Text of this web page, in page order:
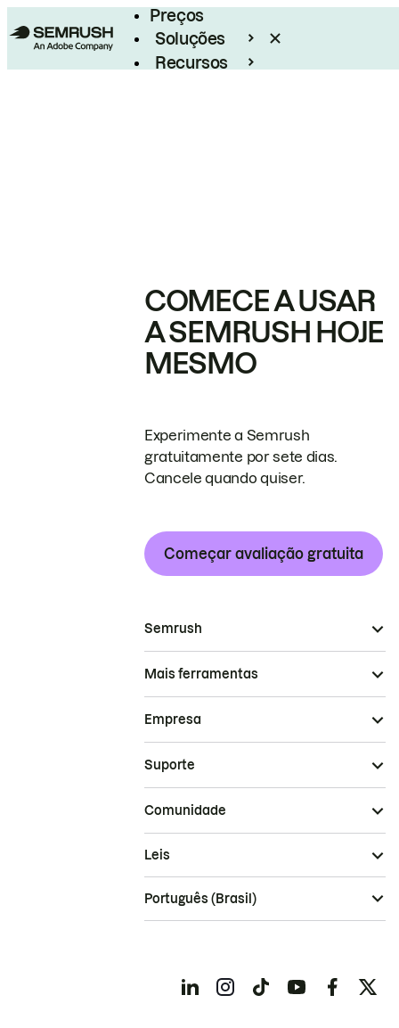
Preços
Soluções
Recursos
COMECE A USAR
A SEMRUSH HOJE
MESMO
Experimente a Semrush
gratuitamente por sete dias.
Cancele quando quiser.
Começar avaliação gratuita
Semrush
Mais ferramentas
Empresa
Suporte
Comunidade
Leis
Português (Brasil)